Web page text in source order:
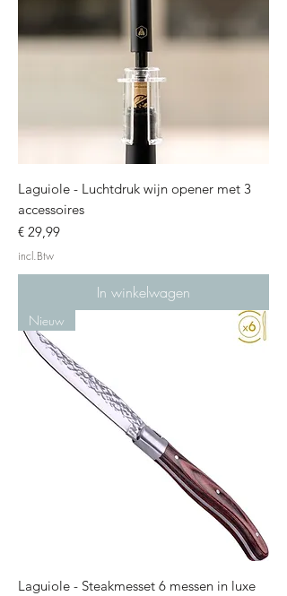
Laguiole - Luchtdruk wijn opener met 3
accessoires
Prijs
€ 29,99
incl.Btw
In winkelwagen
Nieuw
Laguiole - Steakmesset 6 messen in luxe